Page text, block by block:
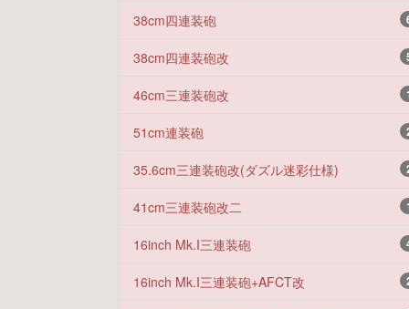
38cm四連装砲
38cm四連装砲改
46cm三連装砲改
51cm連装砲
35.6cm三連装砲改(ダズル迷彩仕様)
41cm三連装砲改二
16inch Mk.I三連装砲
16inch Mk.I三連装砲+AFCT改